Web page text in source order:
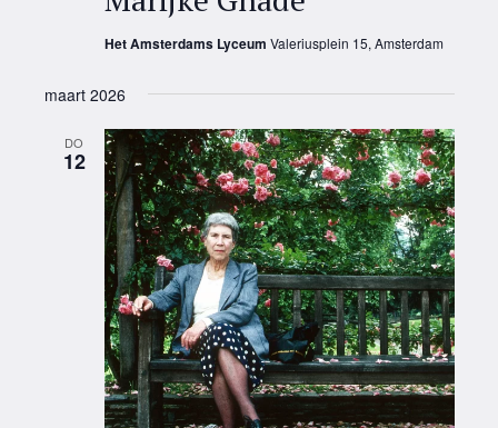
Het Amsterdams Lyceum Valeriusplein 15, Amsterdam
maart 2026
DO
12